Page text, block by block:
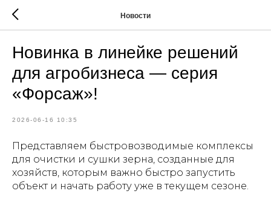
Новости
Новинка в линейке решений
для агробизнеса — серия
«Форсаж»!
2026-06-16 10:35
Представляем быстровозводимые комплексы
для очистки и сушки зерна, созданные для
хозяйств, которым важно быстро запустить
объект и начать работу уже в текущем сезоне.